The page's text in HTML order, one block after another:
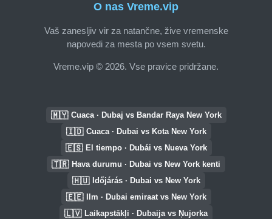
O nas Vreme.vip
Vaš zanesljiv vir za natančne, žive vremenske
napovedi za mesta po vsem svetu.
Vreme.vip © 2026. Vse pravice pridržane.
🇲🇾 Cuaca · Dubaj vs Bandar Raya New York
🇮🇩 Cuaca · Dubai vs Kota New York
🇪🇸 El tiempo · Dubái vs Nueva York
🇹🇷 Hava durumu · Dubai vs New York kenti
🇭🇺 Időjárás · Dubai vs New York
🇪🇪 Ilm · Dubai emiraat vs New York
🇱🇻 Laikapstākļi · Dubaija vs Ņujorka